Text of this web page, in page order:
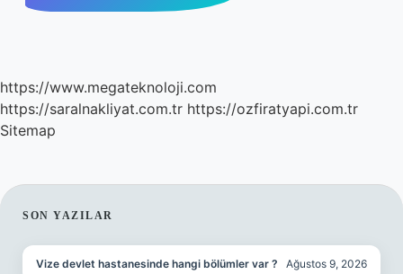
https://www.megateknoloji.com
https://saralnakliyat.com.tr https://ozfiratyapi.com.tr
Sitemap
SIDEBAR
SON YAZILAR
Vize devlet hastanesinde hangi bölümler var ? Ağustos 9, 2026